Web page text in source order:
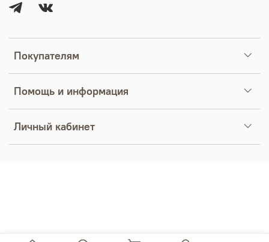
Покупателям
Помощь и информация
Личный кабинет